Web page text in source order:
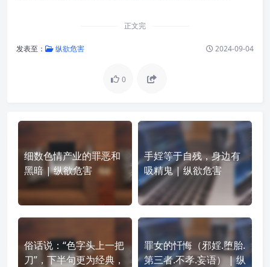
正文完
发表至： 纵欲危害 2024-09-04
0
细数色情产业的罪恶和
黑暗 | 纵欲危害
手婬等于自残，身边有
吸精鬼 | 纵欲危害
俗话说：“色字头上一把
刀”，下半句更为经典，
罪女的忏悔（邪婬.堕胎.
第三者.不孝.妄语） | 纵